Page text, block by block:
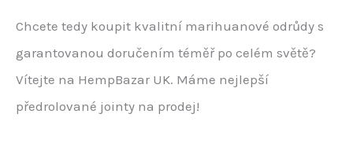
Chcete tedy koupit kvalitní marihuanové odrůdy s
garantovanou doručením téměř po celém světě?
Vítejte na HempBazar UK. Máme nejlepší
předrolované jointy na prodej!